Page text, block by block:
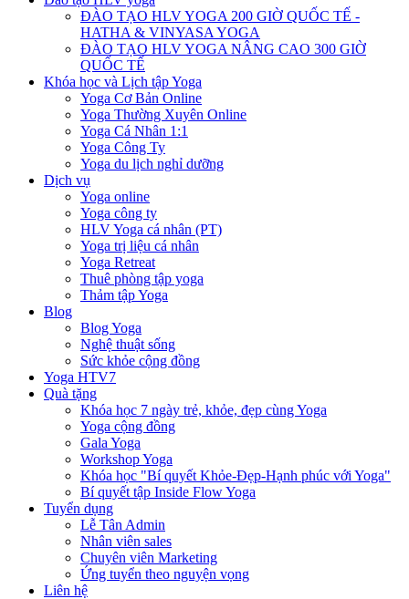
ĐÀO TẠO HLV YOGA 200 GIỜ QUỐC TẾ -
HATHA & VINYASA YOGA
ĐÀO TẠO HLV YOGA NÂNG CAO 300 GIỜ
QUỐC TẾ
Khóa học và Lịch tập Yoga
Yoga Cơ Bản Online
Yoga Thường Xuyên Online
Yoga Cá Nhân 1:1
Yoga Công Ty
Yoga du lịch nghỉ dưỡng
Dịch vụ
Yoga online
Yoga công ty
HLV Yoga cá nhân (PT)
Yoga trị liệu cá nhân
Yoga Retreat
Thuê phòng tập yoga
Thảm tập Yoga
Blog
Blog Yoga
Nghệ thuật sống
Sức khỏe cộng đồng
Yoga HTV7
Quà tặng
Khóa học 7 ngày trẻ, khỏe, đẹp cùng Yoga
Yoga cộng đồng
Gala Yoga
Workshop Yoga
Khóa học "Bí quyết Khỏe-Đẹp-Hạnh phúc với Yoga"
Bí quyết tập Inside Flow Yoga
Tuyển dụng
Lễ Tân Admin
Nhân viên sales
Chuyên viên Marketing
Ứng tuyển theo nguyện vọng
Liên hệ